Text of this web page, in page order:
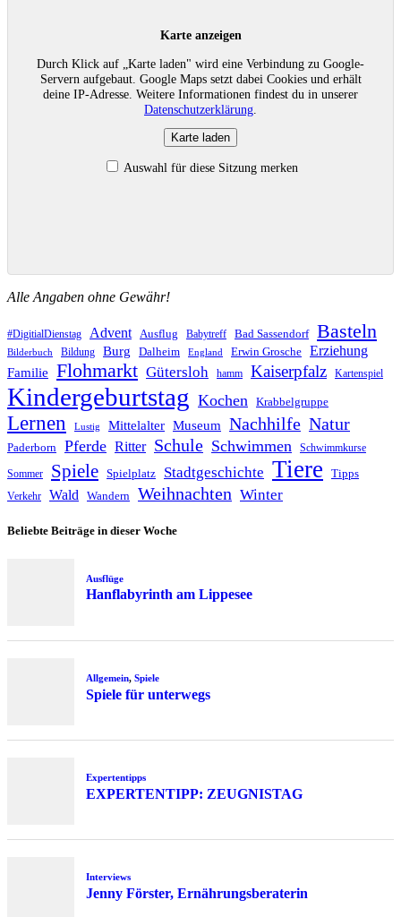
Karte anzeigen
Durch Klick auf „Karte laden" wird eine Verbindung zu Google-
Servern aufgebaut. Google Maps setzt dabei Cookies und erhält
deine IP-Adresse. Weitere Informationen findest du in unserer
Datenschutzerklärung
Karte laden
Auswahl für diese Sitzung merken
Alle Angaben ohne Gewähr!
#DigitialDienstag Advent Ausflug Babytreff Bad Sassendorf Basteln
Bilderbuch Bildung Burg Dalheim England Erwin Grosche Erziehung
Familie Flohmarkt Gütersloh hamm Kaiserpfalz Kartenspiel
Kindergeburtstag Kochen Krabbelgruppe
Lernen Lustig Mittelalter Museum Nachhilfe Natur
Paderborn Pferde Ritter Schule Schwimmen Schwimmkurse
Sommer Spiele Spielplatz Stadtgeschichte Tiere Tipps
Verkehr Wald Wandern Weihnachten Winter
Beliebte Beiträge in dieser Woche
Ausflüge
Hanflabyrinth am Lippesee
Allgemein, Spiele
Spiele für unterwegs
Expertentipps
EXPERTENTIPP: ZEUGNISTAG
Interviews
Jenny Förster, Ernährungsberaterin